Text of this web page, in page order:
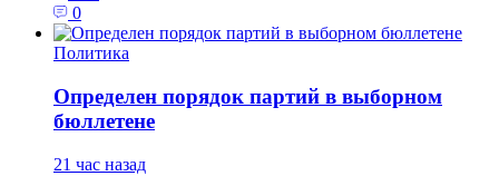
0
Политика
Определен порядок партий в выборном
бюллетене
21 час назад